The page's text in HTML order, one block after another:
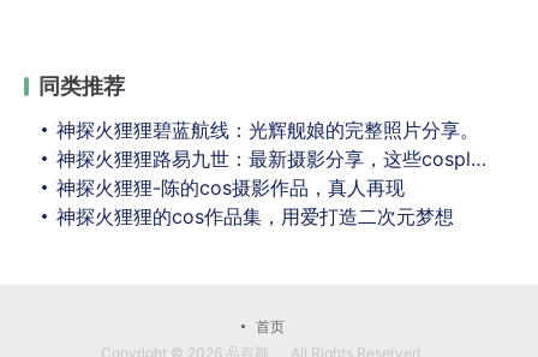
同类推荐
神探火狸狸碧蓝航线：光辉舰娘的完整照片分享。
神探火狸狸路易九世：最新摄影分享，这些cosplay肯定会让你爱不释手。
神探火狸狸-陈的cos摄影作品，真人再现
神探火狸狸的cos作品集，用爱打造二次元梦想
首页
Copyright © 2026 品百颜 All Rights Reserved